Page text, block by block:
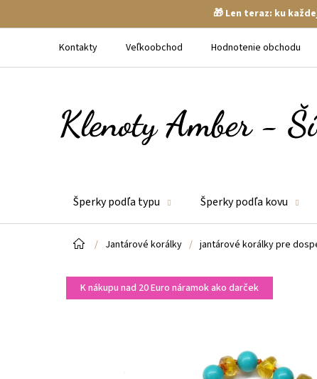
🎁 Len teraz: ku
Kontakty Veľkoobchod Hodnotenie obchodu
Šperky podľa typu Šperky podľa kovu
Domov
/ Jantárové korálky / jantárové korálky pre
K nákupu nad 20 Euro náramok ako darček